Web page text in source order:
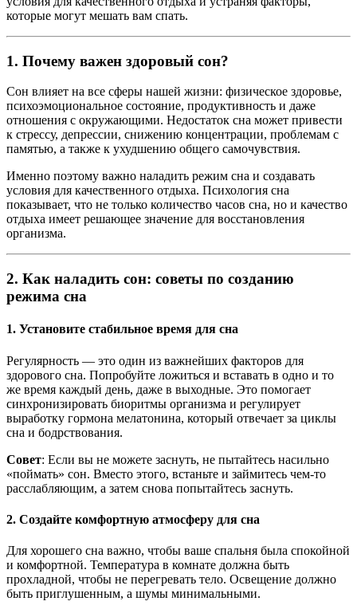
которые могут мешать вам спать.
1. Почему важен здоровый сон?
Сон влияет на все сферы нашей жизни: физическое здоровье,
психоэмоциональное состояние, продуктивность и даже
отношения с окружающими. Недостаток сна может привести
к стрессу, депрессии, снижению концентрации, проблемам с
памятью, а также к ухудшению общего самочувствия.
Именно поэтому важно наладить режим сна и создавать
условия для качественного отдыха. Психология сна
показывает, что не только количество часов сна, но и качество
отдыха имеет решающее значение для восстановления
организма.
2. Как наладить сон: советы по созданию
режима сна
1. Установите стабильное время для сна
Регулярность — это один из важнейших факторов для
здорового сна. Попробуйте ложиться и вставать в одно и то
же время каждый день, даже в выходные. Это помогает
синхронизировать биоритмы организма и регулирует
выработку гормона мелатонина, который отвечает за циклы
сна и бодрствования.
Совет: Если вы не можете заснуть, не пытайтесь насильно
«поймать» сон. Вместо этого, встаньте и займитесь чем-то
расслабляющим, а затем снова попытайтесь заснуть.
2. Создайте комфортную атмосферу для сна
Для хорошего сна важно, чтобы ваше спальня была спокойной
и комфортной. Температура в комнате должна быть
прохладной, чтобы не перегревать тело. Освещение должно
быть приглушенным, а шумы минимальными.